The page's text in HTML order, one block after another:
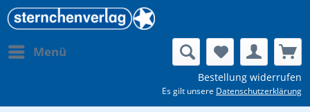
Menü
Bestellung widerrufen
Es gilt unsere Datenschutzerklärung